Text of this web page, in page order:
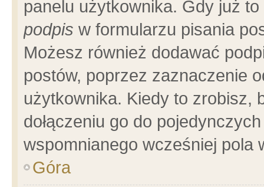
panelu użytkownika. Gdy już
podpis w formularzu pisania
Możesz również dodawać
postów, poprzez zaznaczenie
użytkownika. Kiedy to zrobisz,
dołączeniu go do
wspomnianego wcześniej pola
Góra